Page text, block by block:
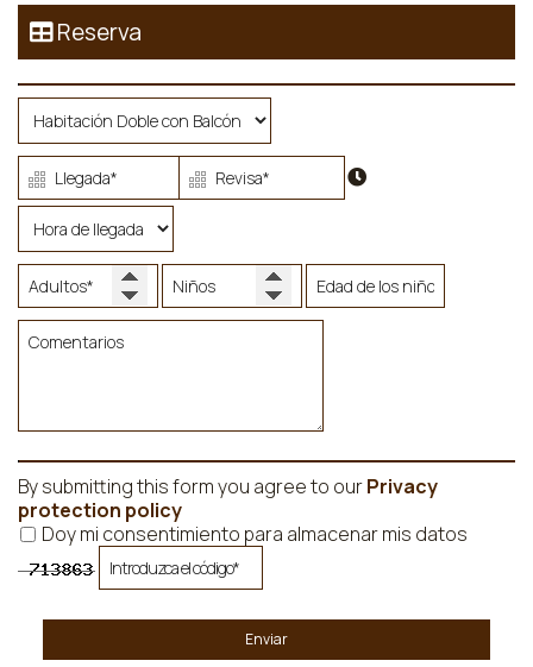
Reserva
By submitting this form you agree to ourPrivacy
protection policy
Doy mi consentimiento para almacenar mis datos
Enviar